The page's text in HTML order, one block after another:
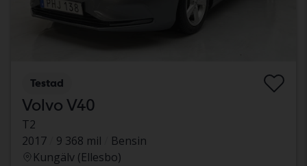
Testad
Volvo V40
T2
2017
9 368 mil
Bensin
Kungälv (Ellesbo)